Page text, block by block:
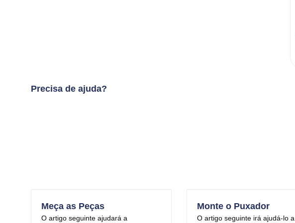
Precisa de ajuda?
Meça as Peças
O artigo seguinte ajudará a
Monte o Puxador
O artigo seguinte irá ajudá-lo a